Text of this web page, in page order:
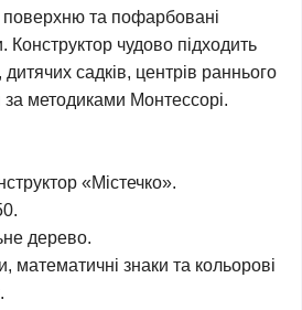
поверхню та пофарбовані
чудово підходить
садків, центрів раннього
за методиками Монтессорі.
«Містечко».
дерево.
математичні знаки та кольорові